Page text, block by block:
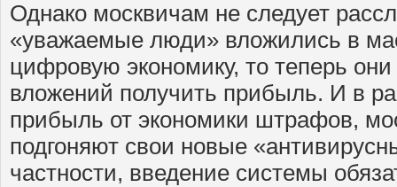
Однако москвичам не следует
«уважаемые люди» вложились в
цифровую экономику, то теперь они
вложений получить прибыль. И в
прибыль от экономики штрафов,
подгоняют свои новые
частности, введение системы